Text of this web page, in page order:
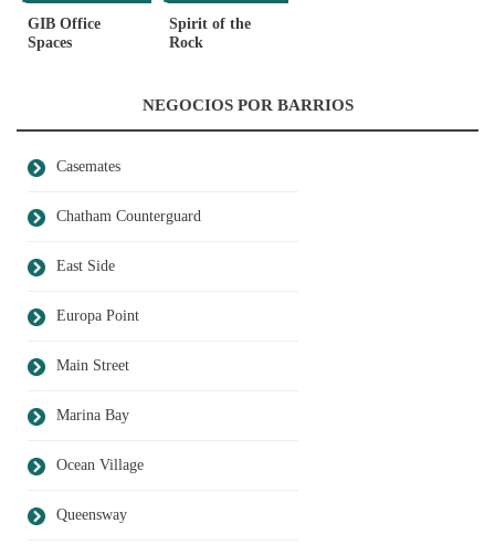
Empresariales
GIB Office
Spaces
Spirit of the
Rock
NEGOCIOS POR BARRIOS
Casemates
Chatham Counterguard
East Side
Europa Point
Main Street
Marina Bay
Ocean Village
Queensway